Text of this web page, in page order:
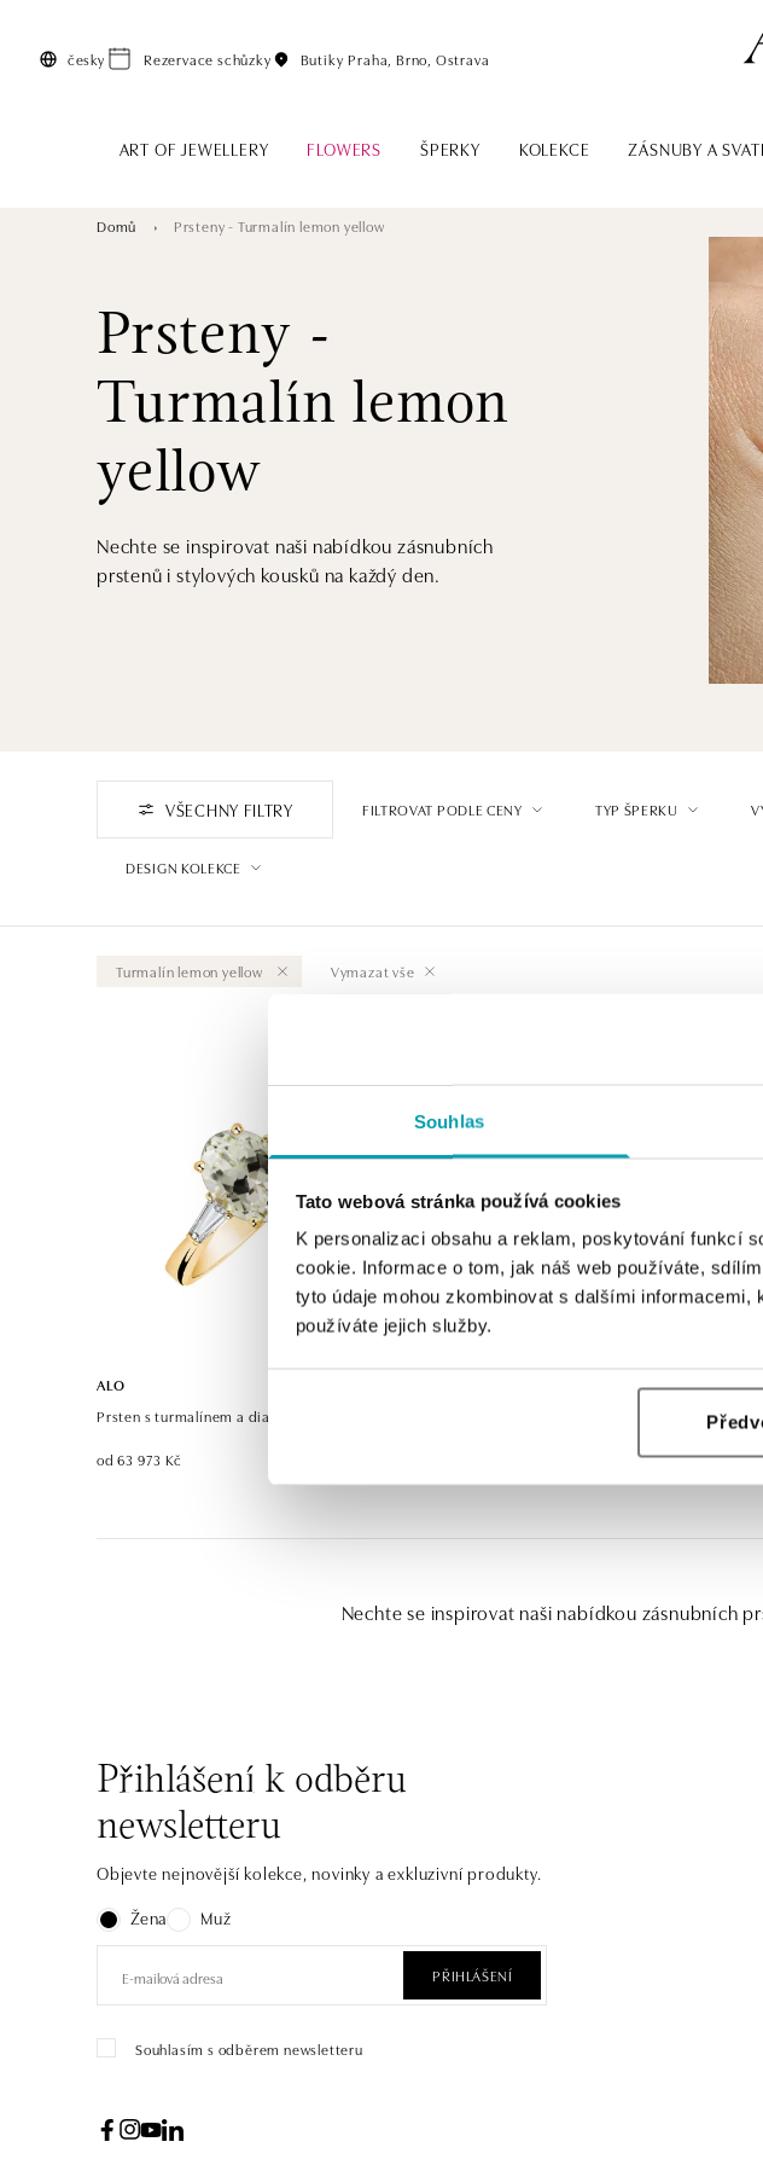
Souhlas
Tato webová stránka používá cookies
K personalizaci obsahu a reklam, poskytování funkcí
cookie. Informace o tom, jak náš web používáte,
tyto údaje mohou zkombinovat s dalšími
používáte jejich služby.
česky Rezervace schůzky Butiky Praha, Brno, Ostrava
ART OF JEWELLERY FLOWERS ŠPERKY KOLEKCE ZÁSNUBY A
Domů Prsteny - Turmalín lemon yellow
Prsteny -
Turmalín lemon
yellow
Nechte se inspirovat naši nabídkou zásnubních
prstenů i stylových kousků na každý den.
VŠECHNY FILTRY FILTROVAT PODLE CENY TYP ŠPERKU
DESIGN KOLEKCE
Turmalín lemon yellow Vymazat vše
ALO
Prsten s turmalínem a diamanty Mystical Shade
od 63 973 Kč
Nechte se inspirovat naši nabídkou zásnubních
Přihlášení k odběru
newsletteru
Objevte nejnovější kolekce, novinky a exkluzivní produkty.
Žena
Muž
PŘIHLÁŠENÍ
Souhlasím s odběrem newsletteru